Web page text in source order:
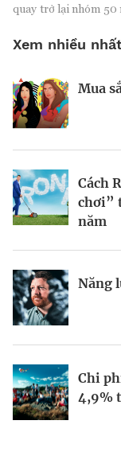
quay trở lại nhóm 50
Xem nhiều
Mua
Cách
chơi”
năm
Năng
Chi
4,9%
Nhà
Thợ
Nếu
công
Định
kinh
Kiểm
mùa lễ
Kết
điều